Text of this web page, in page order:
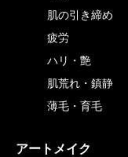
肌の引き締め
疲労
ハリ・艶
肌荒れ・鎮静
薄毛・育毛
アートメイク